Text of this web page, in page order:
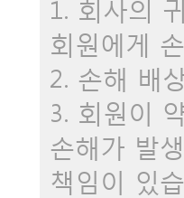
1. 회사의
회원에게
2. 손해 배
3. 회원이
손해가 발
책임이 있